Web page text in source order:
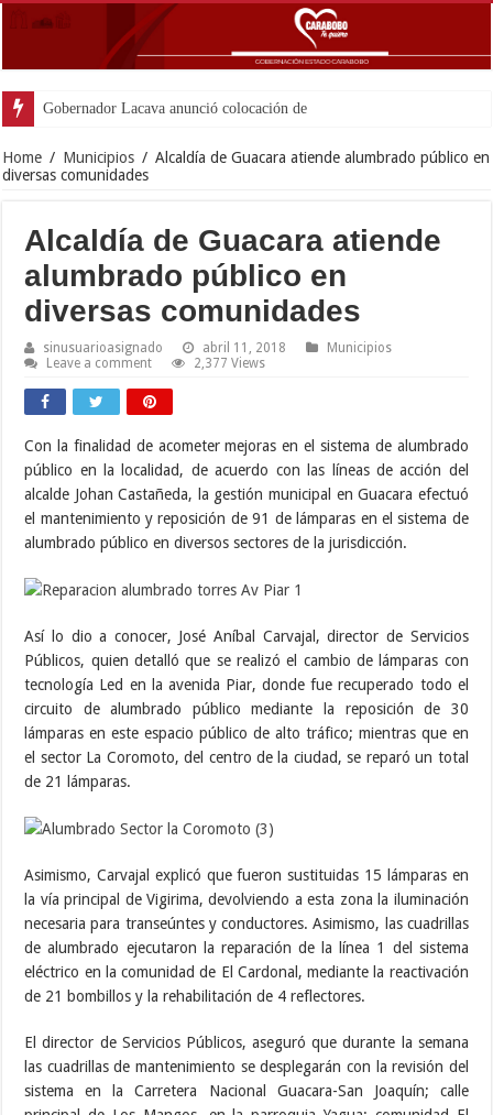
Gobernador Lacava anunció colocación de más de mil 500 ton
Home / Municipios / Alcaldía de Guacara atiende alumbrado público en
diversas comunidades
Alcaldía de Guacara atiende
alumbrado público en
diversas comunidades
sinusuarioasignado abril 11, 2018
Municipios
Leave a comment
2,377 Views
Con la finalidad de acometer mejoras en el sistema de alumbrado
público en la localidad, de acuerdo con las líneas de acción del
alcalde Johan Castañeda, la gestión municipal en Guacara efectuó
el mantenimiento y reposición de 91 de lámparas en el sistema de
alumbrado público en diversos sectores de la jurisdicción.
Así lo dio a conocer, José Aníbal Carvajal, director de Servicios
Públicos, quien detalló que se realizó el cambio de lámparas con
tecnología Led en la avenida Piar, donde fue recuperado todo el
circuito de alumbrado público mediante la reposición de 30
lámparas en este espacio público de alto tráfico; mientras que en
el sector La Coromoto, del centro de la ciudad, se reparó un total
de 21 lámparas.
Asimismo, Carvajal explicó que fueron sustituidas 15 lámparas en
la vía principal de Vigirima, devolviendo a esta zona la iluminación
necesaria para transeúntes y conductores. Asimismo, las cuadrillas
de alumbrado ejecutaron la reparación de la línea 1 del sistema
eléctrico en la comunidad de El Cardonal, mediante la reactivación
de 21 bombillos y la rehabilitación de 4 reflectores.
El director de Servicios Públicos, aseguró que durante la semana
las cuadrillas de mantenimiento se desplegarán con la revisión del
sistema en la Carretera Nacional Guacara-San Joaquín; calle